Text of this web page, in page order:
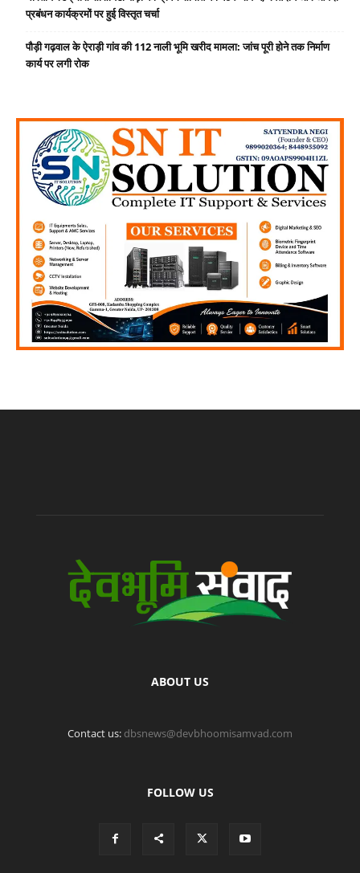
प्रबंधन कार्यक्रमों पर हुई विस्तृत चर्चा
पौड़ी गढ़वाल के ऐराड़ी गांव की 112 नाली भूमि खरीद मामला: जांच पूरी होने तक निर्माण
कार्य पर लगी रोक
ABOUT US
Contact us: dbsnews@devbhoomisamvad.com
FOLLOW US